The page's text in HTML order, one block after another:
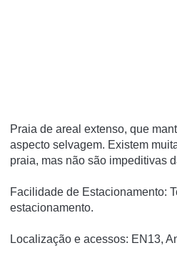
Praia de areal extenso, que
aspecto selvagem. Existem
praia, mas não são impeditivas
Facilidade de Estacionamento:
estacionamento.
Localização e acessos: EN13,